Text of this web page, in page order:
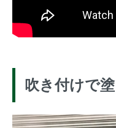
吹き付けで